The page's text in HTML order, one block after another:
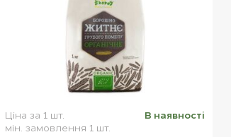
Ціна за 1 шт.
мін. замовлення 1 шт.
В наявностi